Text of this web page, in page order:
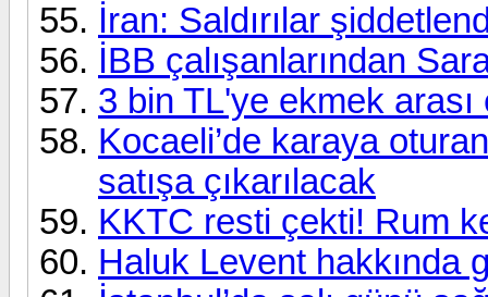
İran: Saldırılar
İBB çalışanlarından
3 bin TL'ye ekmek
Kocaeli’de karaya
satışa çıkarılacak
KKTC resti çekti! Rum
Haluk Levent hakkında